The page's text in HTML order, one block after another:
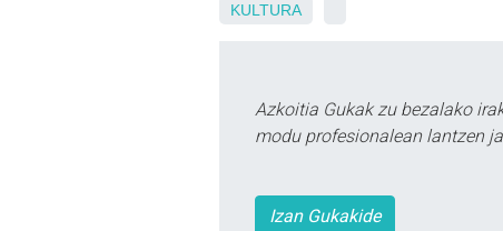
KULTURA
Azkoitia Gukak zu bezalako
modu profesionalean lantzen
Izan Gukakide